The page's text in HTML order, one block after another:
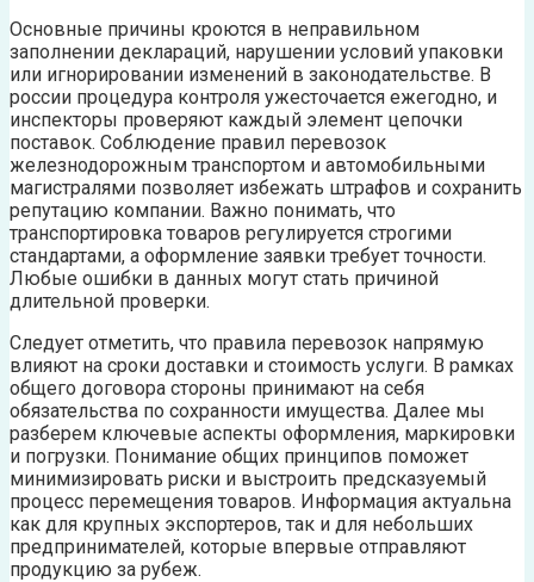
Основные причины кроются в неправильном
заполнении деклараций, нарушении условий упаковки
или игнорировании изменений в законодательстве. В
россии процедура контроля ужесточается ежегодно, и
инспекторы проверяют каждый элемент цепочки
поставок. Соблюдение правил перевозок
железнодорожным транспортом и автомобильными
магистралями позволяет избежать штрафов и сохранить
репутацию компании. Важно понимать, что
транспортировка товаров регулируется строгими
стандартами, а оформление заявки требует точности.
Любые ошибки в данных могут стать причиной
длительной проверки.
Следует отметить, что правила перевозок напрямую
влияют на сроки доставки и стоимость услуги. В рамках
общего договора стороны принимают на себя
обязательства по сохранности имущества. Далее мы
разберем ключевые аспекты оформления, маркировки
и погрузки. Понимание общих принципов поможет
минимизировать риски и выстроить предсказуемый
процесс перемещения товаров. Информация актуальна
как для крупных экспортеров, так и для небольших
предпринимателей, которые впервые отправляют
продукцию за рубеж.